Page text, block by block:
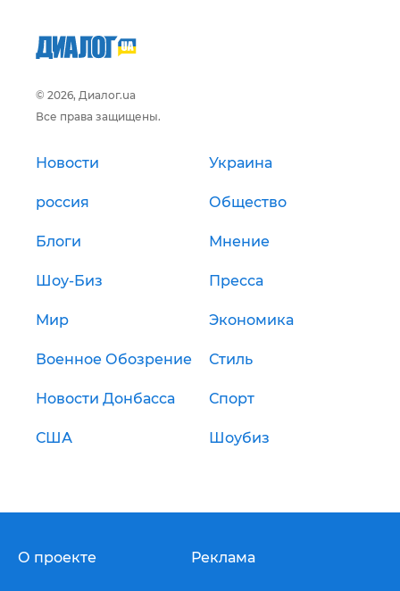
© 2026, Диалог.ua
Все права защищены.
Новости Украина
россия Общество
Блоги Мнение
Шоу-Биз Пресса
Мир Экономика
Военное Обозрение Стиль
Новости Донбасса Спорт
США Шоубиз
О проекте Реклама